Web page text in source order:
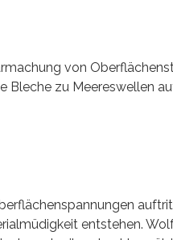
von
zu Meereswellen
entstehen.